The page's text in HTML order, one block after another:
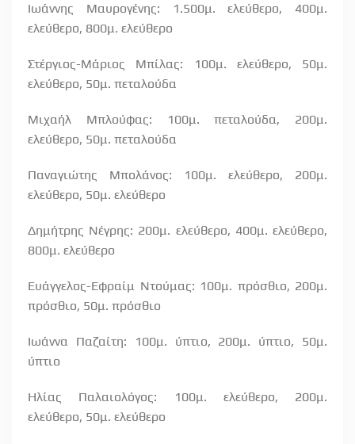
Ιωάννης Μαυρογένης: 1.500μ. ελεύθερο, 400μ.
ελεύθερο, 800μ. ελεύθερο
Στέργιος-Μάριος Μπίλας: 100μ. ελεύθερο, 50μ.
ελεύθερο, 50μ. πεταλούδα
Μιχαήλ Μπλούφας: 100μ. πεταλούδα, 200μ.
ελεύθερο, 50μ. πεταλούδα
Παναγιώτης Μπολάνος: 100μ. ελεύθερο, 200μ.
ελεύθερο, 50μ. ελεύθερο
Δημήτρης Νέγρης: 200μ. ελεύθερο, 400μ. ελεύθερο,
800μ. ελεύθερο
Ευάγγελος-Εφραίμ Ντούμας: 100μ. πρόσθιο, 200μ.
πρόσθιο, 50μ. πρόσθιο
Ιωάννα Παζαίτη: 100μ. ύπτιο, 200μ. ύπτιο, 50μ.
ύπτιο
Ηλίας Παλαιολόγος: 100μ. ελεύθερο, 200μ.
ελεύθερο, 50μ. ελεύθερο